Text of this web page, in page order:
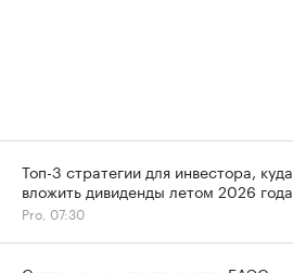
Топ-3 стратегии для инвестора, куда
вложить дивиденды летом 2026 года
Pro, 07:30